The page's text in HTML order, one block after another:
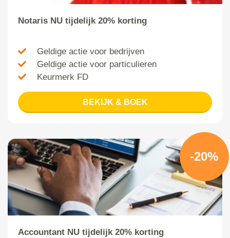
Notaris NU tijdelijk 20% korting
Geldige actie voor bedrijven
Geldige actie voor particulieren
Keurmerk FD
BEKIJK & BOEK
-20%
Accountant NU tijdelijk 20% korting